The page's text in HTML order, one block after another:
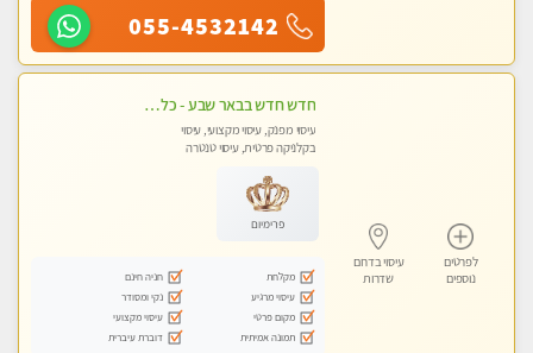
055-4532142
לפרטים
נוספים
עיסוי בדרום
שדרות
חדש חדש בבאר שבע - כל סוגי העיסויים מעסה מקצועית ואיכותית פרטי!!!
עיסוי מפנק, עיסוי מקצועי, עיסוי
בקלניקה פרטית, עיסוי טנטרה
פרימיום
מקלחת
חניה חינם
עיסוי מרגיע
נקי ומסודר
מקום פרטי
עיסוי מקצועי
תמונה אמיתית
דוברת עיברית